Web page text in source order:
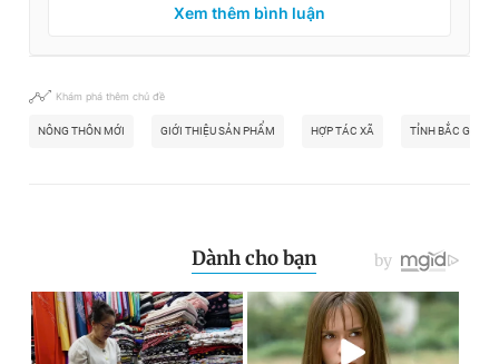
Xem thêm bình luận
Khám phá thêm chủ đề
NÔNG THÔN MỚI GIỚI THIỆU SẢN PHẨM HỢP TÁC XÃ TỈNH BẮC GIANG